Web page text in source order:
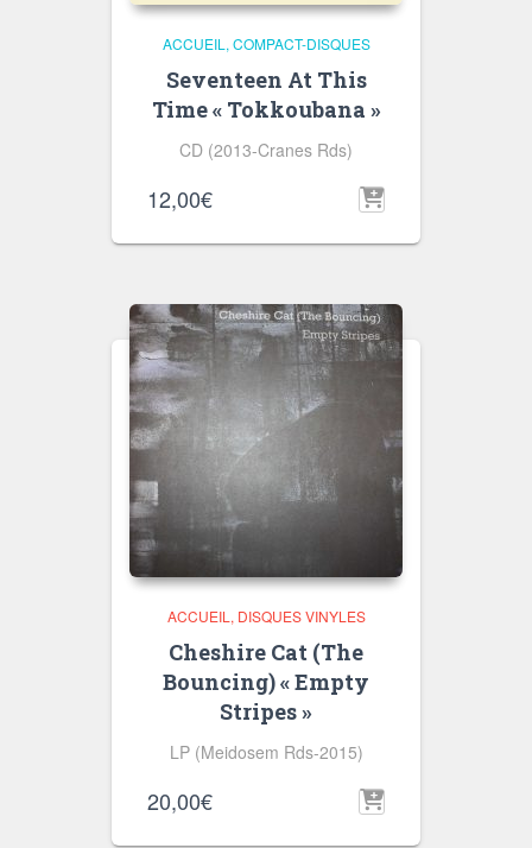
ACCUEIL COMPACT-DISQUES
Seventeen At This
Time « Tokkoubana »
CD (2013-Cranes Rds)
12,00€
ACCUEIL DISQUES VINYLES
Cheshire Cat (The
Bouncing) « Empty
Stripes »
LP (Meidosem Rds-2015)
20,00€